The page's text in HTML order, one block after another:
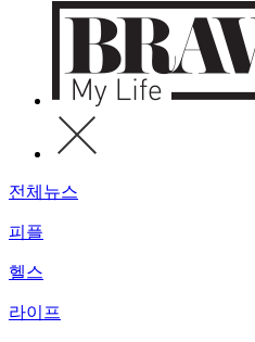
전체뉴스
피플
헬스
라이프